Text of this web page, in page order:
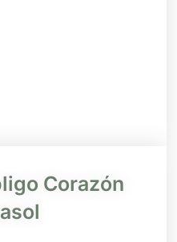
Corazón